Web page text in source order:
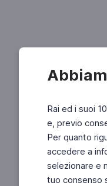
Rai ed i suoi
e, previo
Per quanto
accedere a
selezionare e
tuo consenso